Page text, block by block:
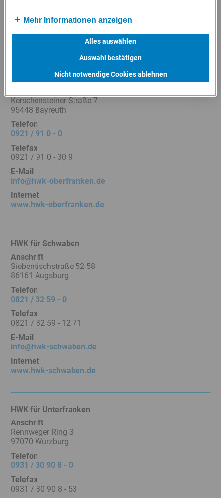
info@hwkno.de
HWK für Oberfranken
Kerschensteiner Straße 7
95448 Bayreuth
Telefon
0921 / 91 0 - 0
Telefax
0921 / 91 0 - 30 9
E-Mail
info@hwk-oberfranken.de
Internet
www.hwk-oberfranken.de
HWK für Schwaben
Anschrift
Siebentischstraße 52-58
86161 Augsburg
Telefon
0821 / 32 59 - 0
Telefax
0821 / 32 59 - 12 71
E-Mail
info@hwk-schwaben.de
Internet
www.hwk-schwaben.de
HWK für Unterfranken
Anschrift
Rennweger Ring 3
97070 Würzburg
Telefon
0931 / 30 90 8 - 0
Telefax
0931 / 30 90 8 - 53
Mehr Informationen anzeigen
Alles auswählen
Auswahl bestätigen
Nicht notwendige Cookies ablehnen